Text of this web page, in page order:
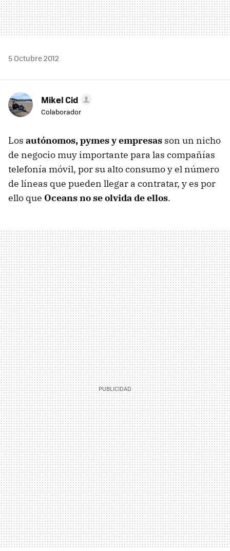
5 Octubre 2012
Mikel Cid
Colaborador
Los autónomos, pymes y empresas son un nicho
de negocio muy importante para las compañías
telefonía móvil, por su alto consumo y el número
de líneas que pueden llegar a contratar, y es por
ello que Oceans no se olvida de ellos.